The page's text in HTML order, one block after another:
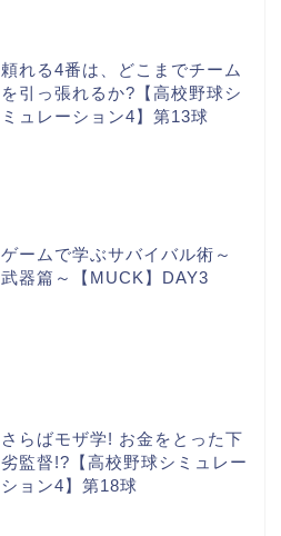
頼れる4番は、どこまでチーム
を引っ張れるか?【高校野球シ
ミュレーション4】第13球
ゲームで学ぶサバイバル術～
武器篇～【MUCK】DAY3
さらばモザ学! お金をとった下
劣監督!?【高校野球シミュレー
ション4】第18球